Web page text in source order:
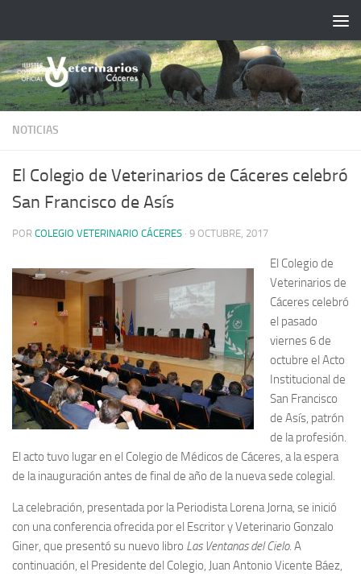
NOTICIAS
El Colegio de Veterinarios de Cáceres celebró
San Francisco de Asís
POR COLEGIO VETERINARIO CÁCERES · 9 OCTUBRE, 2017
El Colegio de
Veterinarios de
Cáceres celebró
el pasado
viernes 6 de
octubre el Acto
Institucional de
San Francisco
de Asís, patrón
de la profesión.
El acto tuvo lugar en el Colegio de Médicos de Cáceres, a la espera
de la inauguración antes de final de año de la nueva sede colegial.
La celebración, presentada por la Periodista Lorena Jorna, se inició
con una conferencia ofrecida por el Escritor y Veterinario Gonzalo
Giner, que presentó su nuevo libro Las Ventanas del Cielo. A
continuación, el Presidente del Colegio, Juan Antonio Vicente Báez,